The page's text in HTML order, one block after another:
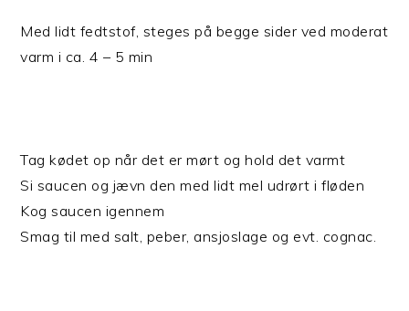
Med lidt fedtstof, steges på begge sider ved moderat
varm i ca. 4 – 5 min
Tag kødet op når det er mørt og hold det varmt
Si saucen og jævn den med lidt mel udrørt i fløden
Kog saucen igennem
Smag til med salt, peber, ansjoslage og evt. cognac.